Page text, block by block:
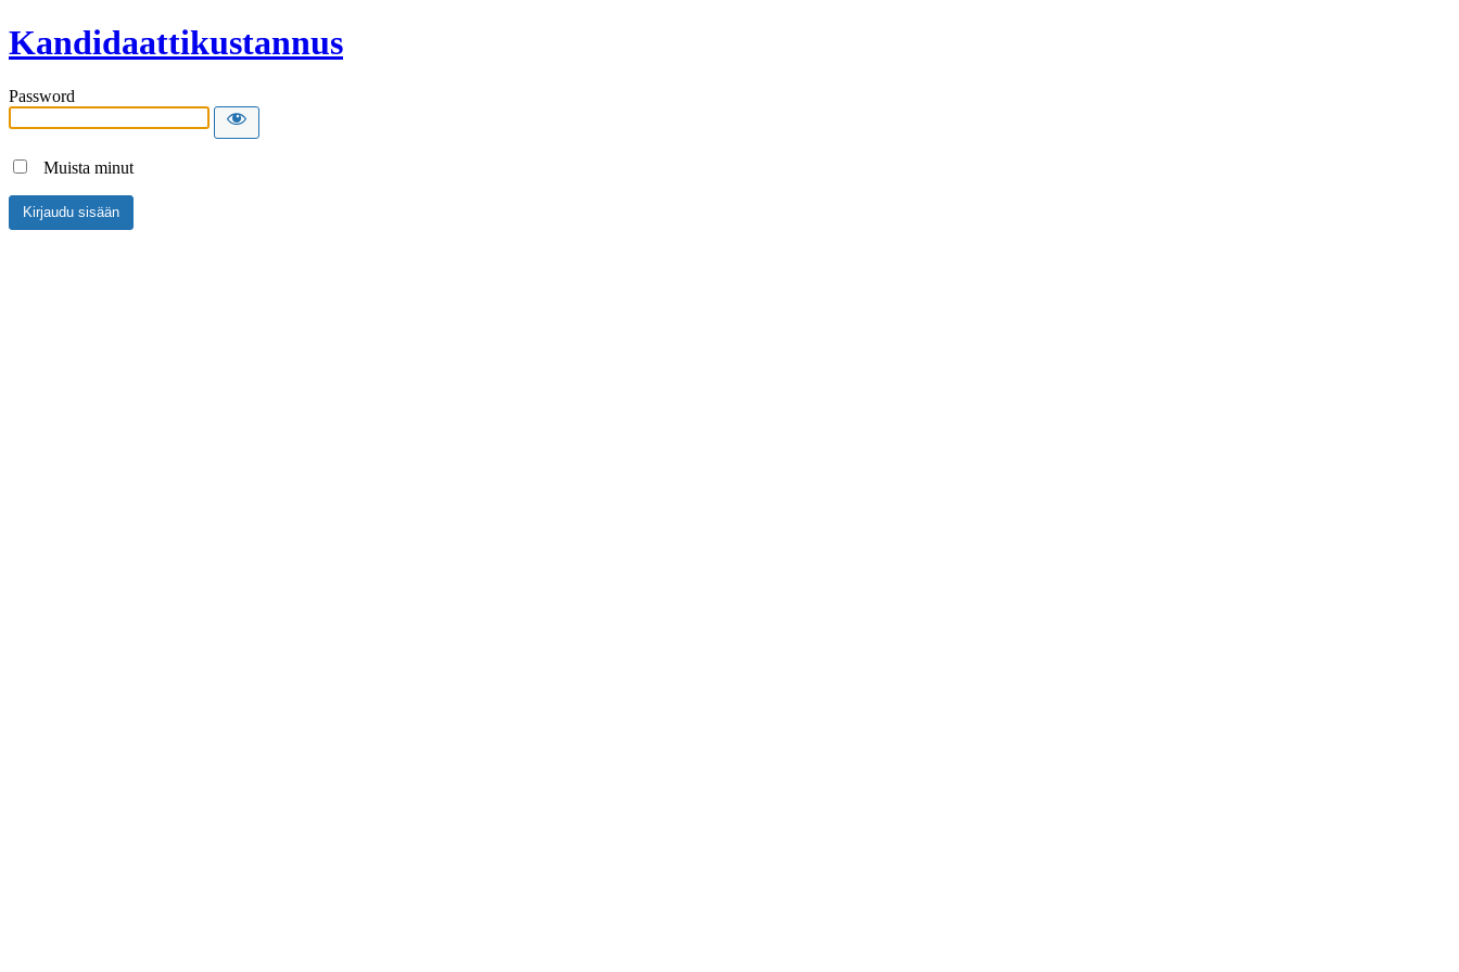
Kandidaattikustannus
Password
Muista minut